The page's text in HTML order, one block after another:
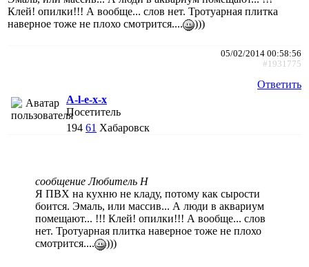
Клей! опилки!!! А вообще... слов нет. Тротуарная плитка
наверное тоже не плохо смотрится....
)))
05/02/2014 00:58:56
#1931775
Ответить
A-l-e-x-x
Посетитель
194 61 Хабаровск
сообщение Любитель Н
Я ПВХ на кухню не кладу, потому как сырости
боится. Эмаль, или массив... А люди в аквариум
помещают... !!! Клей! опилки!!! А вообще... слов
нет. Тротуарная плитка наверное тоже не плохо
смотрится....
)))